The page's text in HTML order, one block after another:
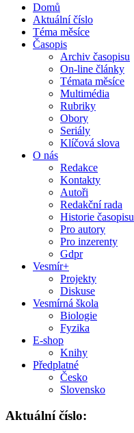
Domů
Aktuální číslo
Téma měsíce
Časopis
Archiv časopisu
On-line články
Témata měsíce
Multimédia
Rubriky
Obory
Seriály
Klíčová slova
O nás
Redakce
Kontakty
Autoři
Redakční rada
Historie časopisu
Pro autory
Pro inzerenty
Gdpr
Vesmír+
Projekty
Diskuse
Vesmírná škola
Biologie
Fyzika
E-shop
Knihy
Předplatné
Česko
Slovensko
Aktuální číslo: